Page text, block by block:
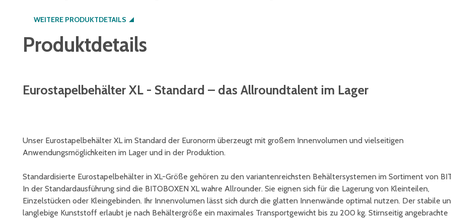
WEITERE PRODUKTDETAILS
Produktdetails
Eurostapelbehälter XL - Standard – das Allroundtalent im Lager
Unser Eurostapelbehälter XL im Standard der Euronorm überzeugt mit großem Innenvolumen und vielseitigen
Anwendungsmöglichkeiten im Lager und in der Produktion.
Standardisierte Eurostapelbehälter in XL-Größe gehören zu den variantenreichsten Behältersystemen im Sortiment von
In der Standardausführung sind die BITOBOXEN XL wahre Allrounder. Sie eignen sich für die Lagerung von Kleinteilen,
Einzelstücken oder Kleingebinden. Ihr Innenvolumen lässt sich durch die glatten Innenwände optimal nutzen. Der stabile
langlebige Kunststoff erlaubt je nach Behältergröße ein maximales Transportgewicht bis zu 200 kg. Stirnseitig angebrachte